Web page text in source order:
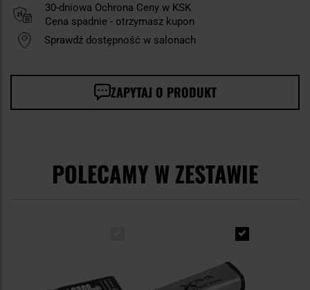
30-dniowa Ochrona Ceny w KSK
Cena spadnie - otrzymasz kupon
Sprawdź dostępność w salonach
ZAPYTAJ O PRODUKT
POLECAMY W ZESTAWIE